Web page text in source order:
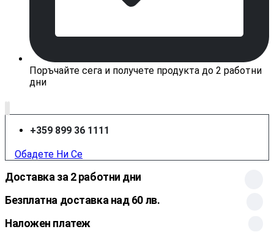
Поръчайте сега и получете продукта до 2 работни
дни
+359 899 36 1111
Обадете Ни Се
Доставка за 2 работни дни
Безплатна доставка над 60 лв.
Наложен платеж